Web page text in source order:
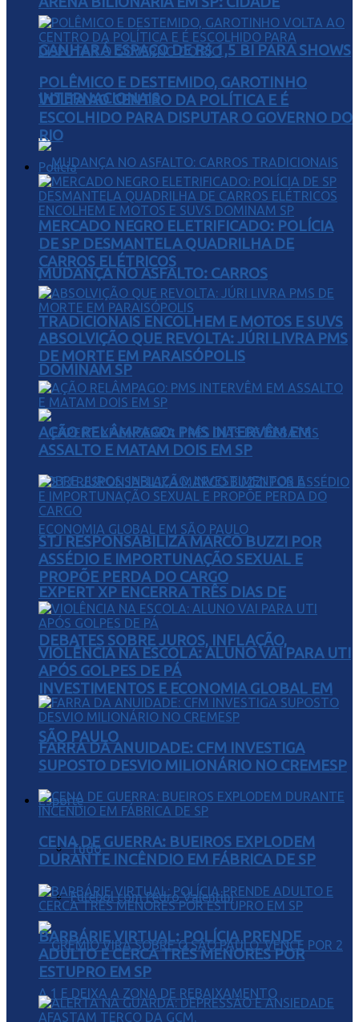
GANHARÁ ESPAÇO DE R$ 1,5 BI PARA SHOWS
INTERNACIONAIS
MUDANÇA NO ASFALTO: CARROS
TRADICIONAIS ENCOLHEM E MOTOS E SUVS
DOMINAM SP
EXPERT XP ENCERRA TRÊS DIAS DE
DEBATES SOBRE JUROS, INFLAÇÃO,
INVESTIMENTOS E ECONOMIA GLOBAL EM
SÃO PAULO
Esporte
Tudo
Futebol com Pedro Valentini
POLÊMICO E DESTEMIDO, GAROTINHO
VOLTA AO CENTRO DA POLÍTICA E É
ESCOLHIDO PARA DISPUTAR O GOVERNO DO
RIO
Polícia
MERCADO NEGRO ELETRIFICADO: POLÍCIA
DE SP DESMANTELA QUADRILHA DE
CARROS ELÉTRICOS
ABSOLVIÇÃO QUE REVOLTA: JÚRI LIVRA PMS
DE MORTE EM PARAISÓPOLIS
AÇÃO RELÂMPAGO: PMS INTERVÊM EM
ASSALTO E MATAM DOIS EM SP
STJ RESPONSABILIZA MARCO BUZZI POR
ASSÉDIO E IMPORTUNAÇÃO SEXUAL E
PROPÕE PERDA DO CARGO
VIOLÊNCIA NA ESCOLA: ALUNO VAI PARA UTI
APÓS GOLPES DE PÁ
FARRA DA ANUIDADE: CFM INVESTIGA
SUPOSTO DESVIO MILIONÁRIO NO CREMESP
CENA DE GUERRA: BUEIROS EXPLODEM
DURANTE INCÊNDIO EM FÁBRICA DE SP
BARBÁRIE VIRTUAL: POLÍCIA PRENDE
ADULTO E CERCA TRÊS MENORES POR
ESTUPRO EM SP